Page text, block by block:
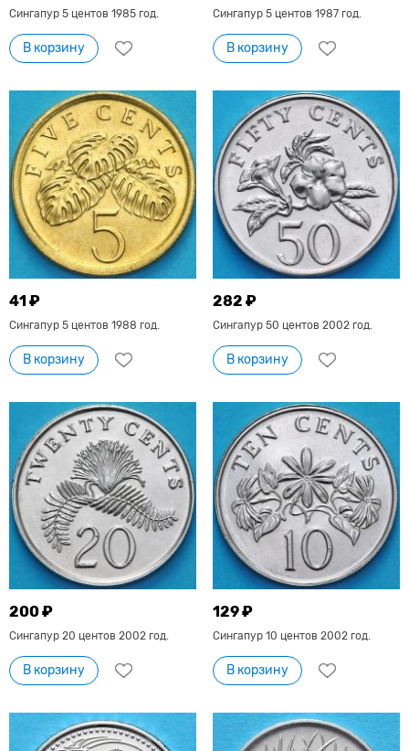
Сингапур 5 центов 1985 год.
В корзину
Сингапур 5 центов 1987 год.
В корзину
41 ₽
Сингапур 5 центов 1988 год.
В корзину
282 ₽
Сингапур 50 центов 2002 год.
В корзину
200 ₽
Сингапур 20 центов 2002 год.
В корзину
129 ₽
Сингапур 10 центов 2002 год.
В корзину